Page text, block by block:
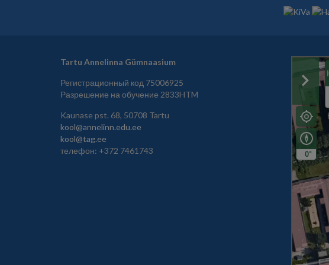
Tartu Annelinna Gümnaasium
Регистрационный код 75006925
Разрешение на обучение 2833HTM
Kaunase pst. 68, 50708 Tartu
kool@annelinn.edu.ee
kool@tag.ee
телефон: +372 7461743